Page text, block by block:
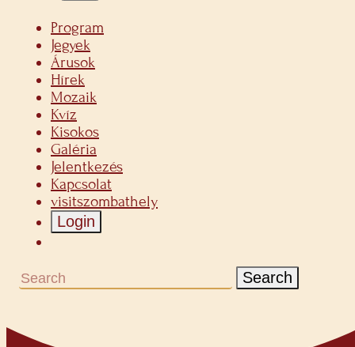
Program
Jegyek
Árusok
Hírek
Mozaik
Kvíz
Kisokos
Galéria
Jelentkezés
Kapcsolat
visitszombathely
Login
Search